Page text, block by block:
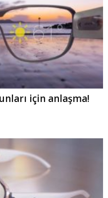
için anlaşma!